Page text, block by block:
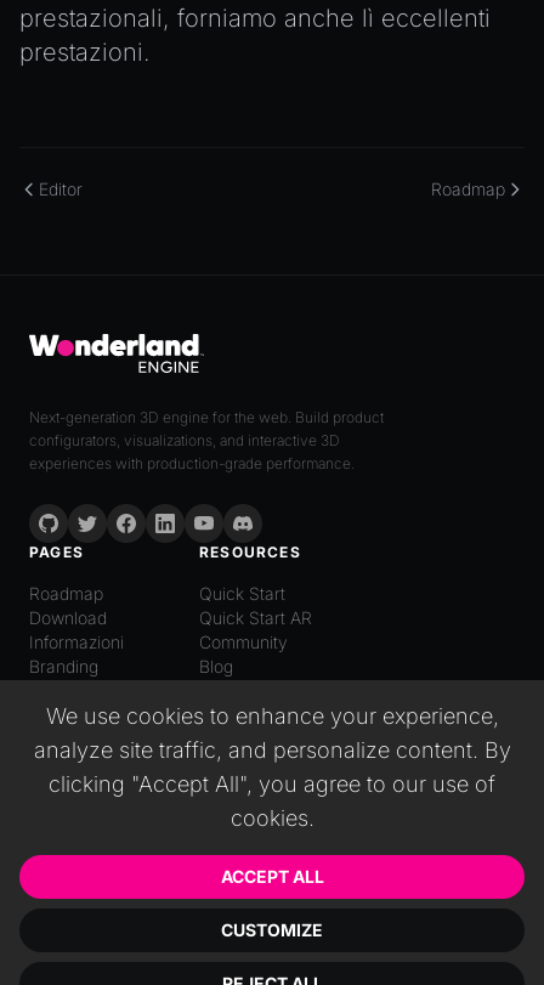
We use cookies to enhance your experience,
analyze site traffic, and personalize content. By
clicking "Accept All", you agree to our use of
cookies.
ACCEPT ALL
CUSTOMIZE
prestazionali, forniamo anche lì eccellenti
prestazioni.
Editor Roadmap
Next-generation 3D engine for the web. Build product
configurators, visualizations, and interactive 3D
experiences with production-grade performance.
PAGES
Roadmap
Download
Informazioni
Branding
RESOURCES
Quick Start
Quick Start AR
Community
Blog
Italiano
English
Español
普通话
© 2026 Wonderland GmbH. All rights reserved.